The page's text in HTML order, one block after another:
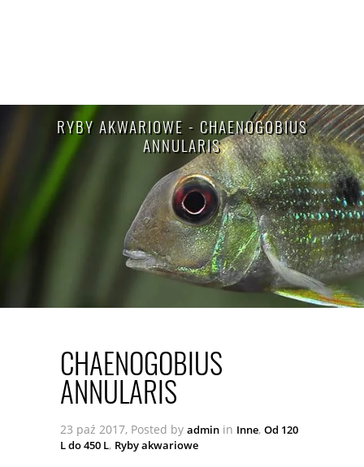
RYBY AKWARIOWE - CHAENOGOBIUS
ANNULARIS
CHAENOGOBIUS
ANNULARIS
23 paź 2017, Posted by admin in Inne, Od 120
L do 450 L, Ryby akwariowe